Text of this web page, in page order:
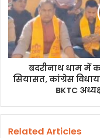
बदरीनाथ धाम में
सियासत, कांग्रेस
BKTC
Related Articles